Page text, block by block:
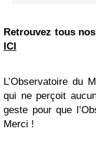
Retrouvez tous
ICI
L’Observatoire du
qui ne perçoit
geste pour que
Merci !